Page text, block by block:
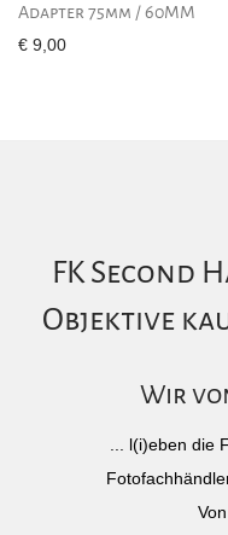
Adapter 75mm / 60MM
€ 9,00
FK Second
Objektive
Wir
... l(i)eben die